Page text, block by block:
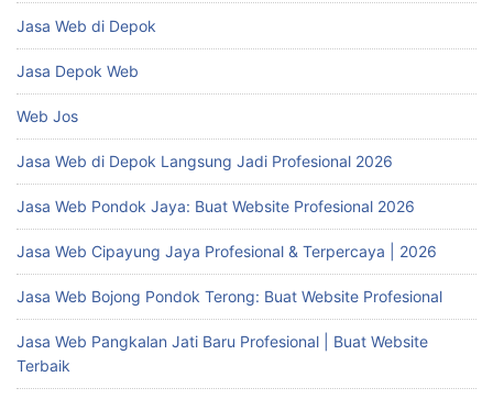
Jasa Web di Depok
Jasa Depok Web
Web Jos
Jasa Web di Depok Langsung Jadi Profesional 2026
Jasa Web Pondok Jaya: Buat Website Profesional 2026
Jasa Web Cipayung Jaya Profesional & Terpercaya | 2026
Jasa Web Bojong Pondok Terong: Buat Website Profesional
Jasa Web Pangkalan Jati Baru Profesional | Buat Website
Terbaik